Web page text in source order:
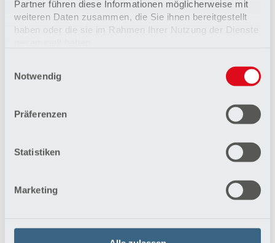
Partner führen diese Informationen möglicherweise mit
weiteren Daten zusammen, die Sie ihnen bereitgestellt
haben oder die sie im Rahmen Ihrer Nutzung der Dienste
Impressum
Notwendig
Präferenzen
Statistiken
Marketing
Therapie der Herzinsuffizienz
Zur Therapie von Herzinsuffizienz gibt es
Mehr erfahren